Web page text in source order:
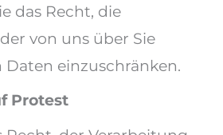
das Recht, die
von uns über Sie
einzuschränken.
Protest